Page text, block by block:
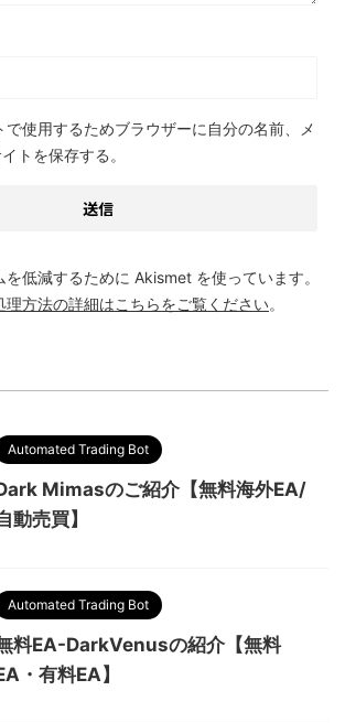
で使用するためブラウザーに自分の名前、メ
トを保存する。
を低減するために Akismet を使っています。
理方法の詳細はこちらをご覧ください。
Automated Trading Bot
Mimasのご紹介【無料海外EA/
動売買】
Automated Trading Bot
料EA-DarkVenusの紹介【無料
・有料EA】